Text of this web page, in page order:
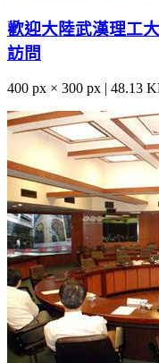
歡迎大陸武漢理工
訪問
400 px × 300 px | 48.13